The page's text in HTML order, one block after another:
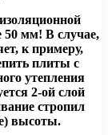
50 мм! В случае,
к примеру,
плиты с
утепления
2-ой слой
стропил
высоты.